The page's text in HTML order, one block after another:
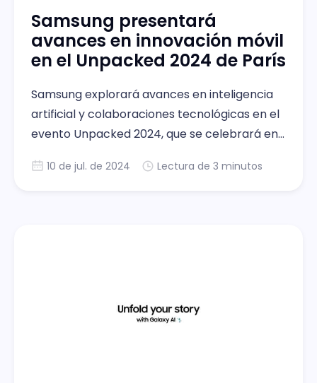
Samsung presentará
avances en innovación móvil
en el Unpacked 2024 de París
Samsung explorará avances en inteligencia
artificial y colaboraciones tecnológicas en el
evento Unpacked 2024, que se celebrará en
10 de jul. de 2024 Lectura de 3 minutos